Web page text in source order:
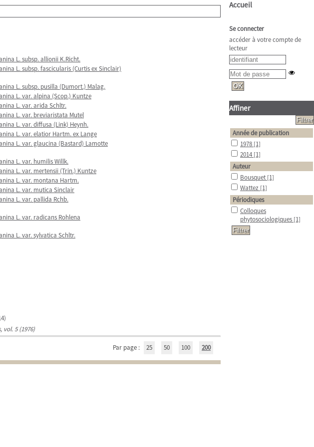
L. subsp. allionii K.Richt.
L. subsp. fascicularis (Curtis ex Sinclair)
L. subsp. pusilla (Dumort.) Malag.
L. var. alpina (Scop.) Kuntze
L. var. arida Schltr.
L. var. breviaristata Mutel
L. var. diffusa (Link) Heynh.
L. var. elatior Hartm. ex Lange
L. var. glaucina (Bastard) Lamotte
L. var. humilis Willk.
L. var. mertensii (Trin.) Kuntze
L. var. montana Hartm.
L. var. mutica Sinclair
L. var. pallida Rchb.
L. var. radicans Rohlena
L. var. sylvatica Schltr.
vol. 5 (1976)
Par page : 25 50 100 200
Accueil
Se connecter
accéder à votre compte de
lecteur
Affiner
Année de publication
1978 [1]
2014 [1]
Auteur
Bousquet [1]
Wattez [1]
Périodiques
Colloques
phytosociologiques [1]